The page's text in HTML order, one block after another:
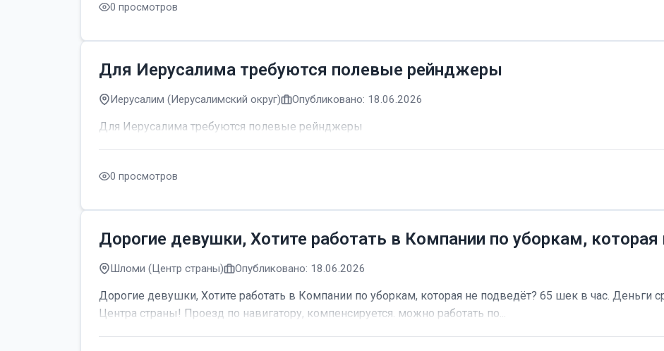
0 просмотров
Для Иерусалима требуются полевые рейнджеры
Иерусалим (Иерусалимский округ) Опубликовано: 18.06.2026
Для Иерусалима требуются полевые рейнджеры
0 просмотров
Дорогие девушки, Хотите работать в Компании по уборкам, которая
Шломи (Центр страны) Опубликовано: 18.06.2026
Дорогие девушки, Хотите работать в Компании по уборкам, которая не подведёт? 65 шек в час. Деньги
Центра страны! Проезд по навигатору, компенсируется. можно работать по...